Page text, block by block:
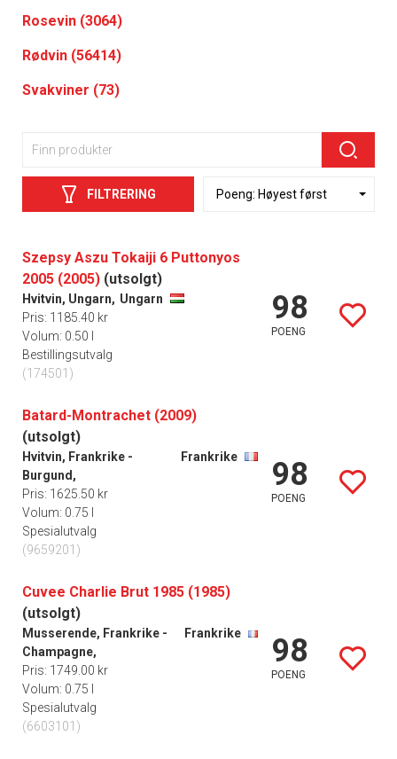
Rosevin (3064)
Rødvin (56414)
Svakviner (73)
FILTRERING
Szepsy Aszu Tokaiji 6 Puttonyos
2005 (2005) (utsolgt)
Hvitvin, Ungarn, Ungarn
Pris: 1185.40 kr
Volum: 0.50 l
Bestillingsutvalg
(174501)
98
POENG
Batard-Montrachet (2009)
(utsolgt)
Hvitvin, Frankrike -
Burgund,
Frankrike
Pris: 1625.50 kr
Volum: 0.75 l
Spesialutvalg
(9659201)
98
POENG
Cuvee Charlie Brut 1985 (1985)
(utsolgt)
Musserende, Frankrike -
Champagne,
Frankrike
Pris: 1749.00 kr
Volum: 0.75 l
Spesialutvalg
(6603101)
98
POENG